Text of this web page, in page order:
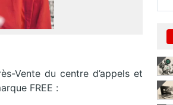
Vente du centre d’appels et
FREE :